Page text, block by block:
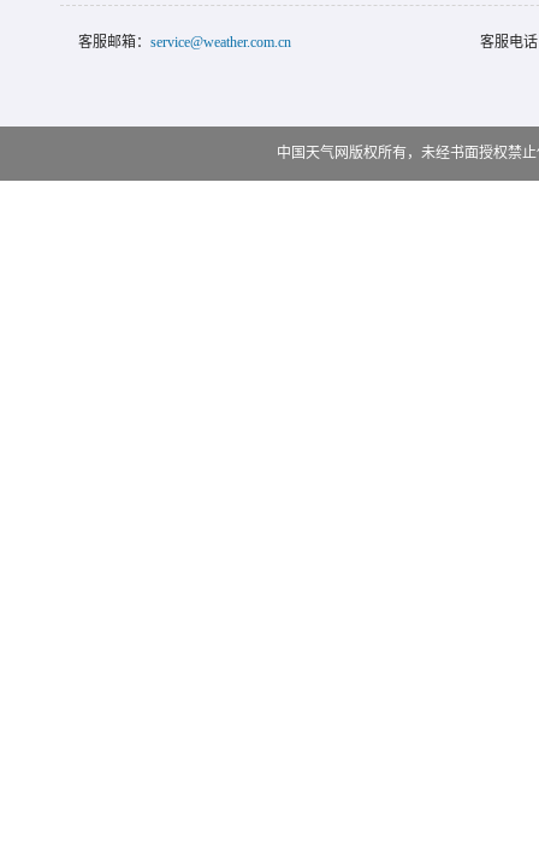
客服邮箱： service@weather.com.cn 客服电
中国天气网版权所有，未经书面授权